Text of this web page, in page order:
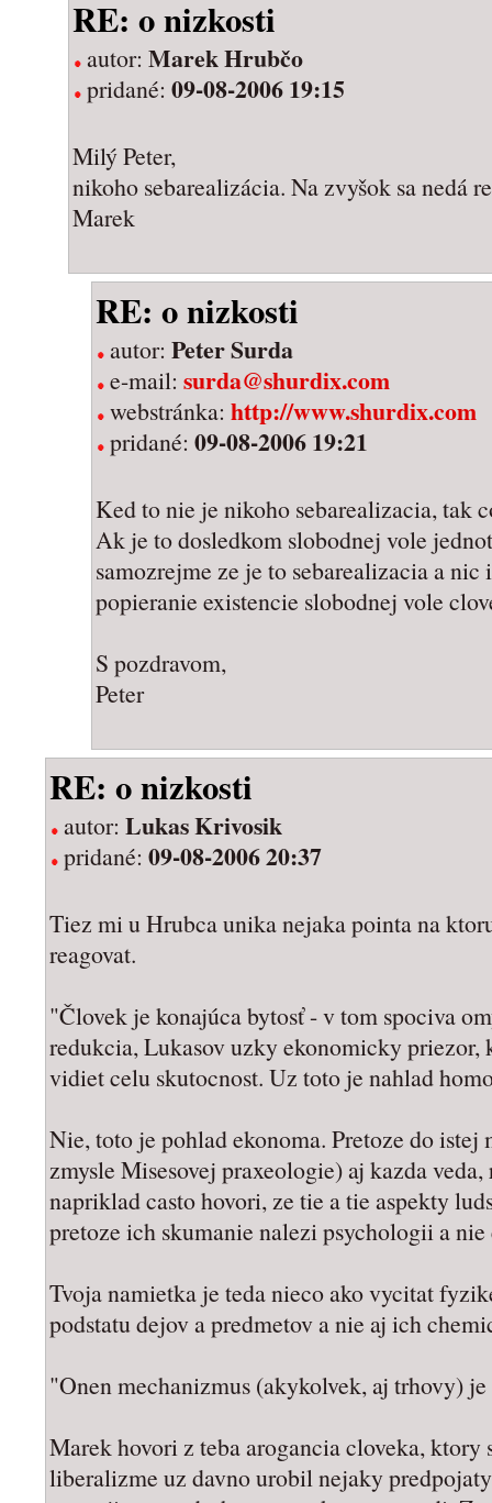
RE: o nizkosti
autor: Marek Hrubčo
pridané: 09-08-2006 19:15
Milý Peter,
nikoho sebarealizácia. Na zvyšok sa nedá
Marek
RE: o nizkosti
autor: Peter Surda
e-mail: surda@shurdix.com
webstránka: http://www.shurdix.com
pridané: 09-08-2006 19:21
Ked to nie je nikoho sebarealizacia, tak
Ak je to dosledkom slobodnej vole
samozrejme ze je to sebarealizacia a
popieranie existencie slobodnej vole
S pozdravom,
Peter
RE: o nizkosti
autor: Lukas Krivosik
pridané: 09-08-2006 20:37
Tiez mi u Hrubca unika nejaka pointa na
reagovat.
"Človek je konajúca bytosť - v tom spociva
redukcia, Lukasov uzky ekonomicky priezor,
vidiet celu skutocnost. Uz toto je nahlad
Nie, toto je pohlad ekonoma. Pretoze do
zmysle Misesovej praxeologie) aj kazda
napriklad casto hovori, ze tie a tie aspekty
pretoze ich skumanie nalezi psychologii a
Tvoja namietka je teda nieco ako vycitat
podstatu dejov a predmetov a nie aj ich
"Onen mechanizmus (akykolvek, aj trhovy)
Marek hovori z teba arogancia cloveka,
liberalizme uz davno urobil nejaky